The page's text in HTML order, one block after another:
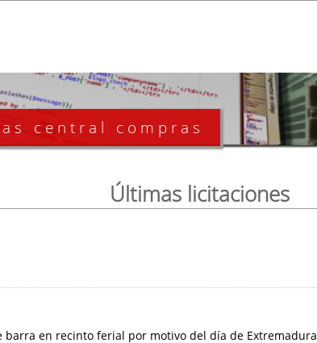
central compras
Últimas licitaciones
barra en recinto ferial por motivo del día de Extremadura